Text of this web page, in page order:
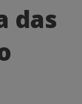
das